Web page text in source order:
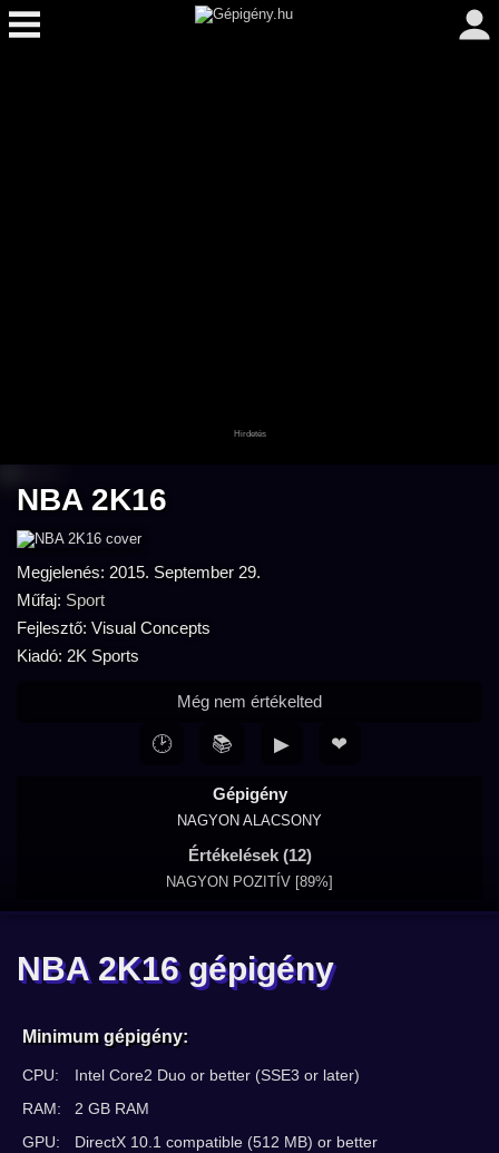
NBA 2K16
Megjelenés: 2015. September 29.
Műfaj: Sport
Fejlesztő: Visual Concepts
Kiadó: 2K Sports
Gépigény
NAGYON ALACSONY
Értékelések (12)
NAGYON POZITÍV [89%]
Még nem értékelted
🕑 📚 ▶ ❤
NBA 2K16 gépigény
Minimum gépigény:
CPU:
Intel Core2 Duo or better (SSE3 or later)
RAM:
2 GB RAM
GPU:
DirectX 10.1 compatible (512 MB) or better